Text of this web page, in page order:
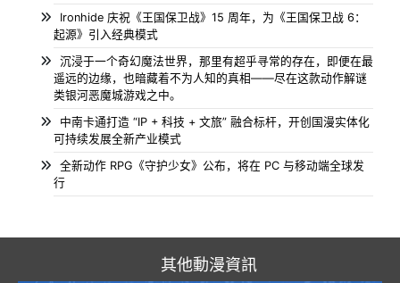
Ironhide 庆祝《王国保卫战》15 周年，为《王国保卫战 6：
起源》引入经典模式
沉浸于一个奇幻魔法世界，那里有超乎寻常的存在，即便在最
遥远的边缘，也暗藏着不为人知的真相——尽在这款动作解谜
类银河恶魔城游戏之中。
中南卡通打造 “IP + 科技 + 文旅” 融合标杆，开创国漫实体化
可持续发展全新产业模式
全新动作 RPG《守护少女》公布，将在 PC 与移动端全球发
行
其他動漫資訊